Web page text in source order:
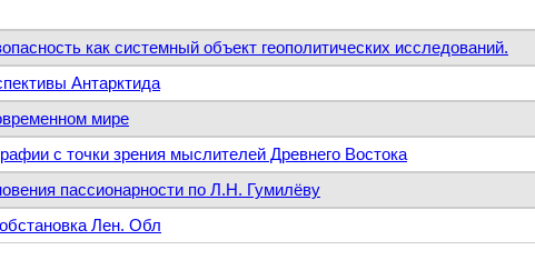
как системный объект геополитических исследований.
Антарктида
мире
с точки зрения мыслителей Древнего Востока
пассионарности по Л.Н. Гумилёву
Лен. Обл